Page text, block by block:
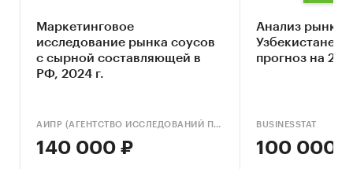
Основные блоки исследования:
Обзор российского рынка соусов
Анализ производства соусов
Анализ потребления соусов
Маркетинговое
исследование рынка соусов
с сырной составляющей в
РФ, 2024 г.
АИПР (АГЕНТСТВО ИССЛЕДОВАНИЙ ПРОМЫШЛЕННЫХ И ПОТРЕБИТЕЛЬСКИХ РЫНКОВ)
140 000 ₽
Анализ рынка
Узбекистане в
прогноз на
BUSINESSTAT
100 000 ₽